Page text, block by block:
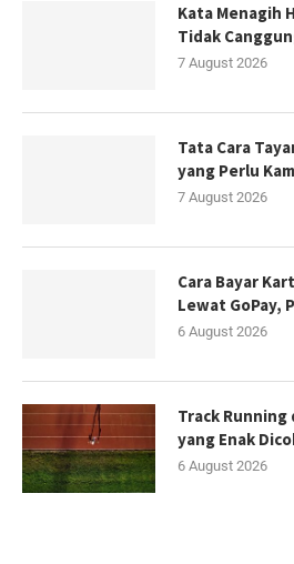
Kata Menagih
Tidak
7 August 2026
Tata Cara
yang Perlu
7 August 2026
Cara Bayar
Lewat GoPay,
6 August 2026
Track Running
yang Enak
6 August 2026